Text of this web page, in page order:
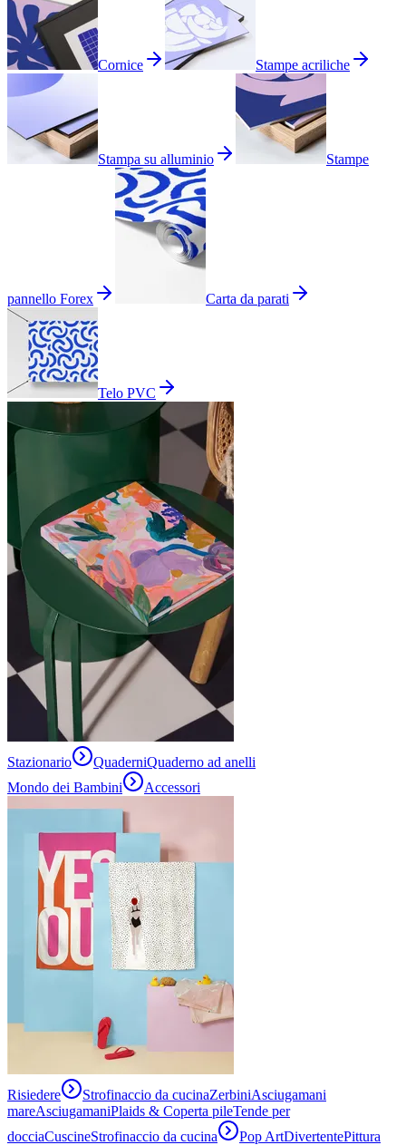
Cornice Stampe acriliche
Stampa su alluminio Stampe
pannello Forex Carta da parati
Telo PVC
Stazionario QuaderniQuaderno ad anelli
Mondo dei Bambini
Accessori
Risiedere Strofinaccio da cucinaZerbiniAsciugamani
mareAsciugamaniPlaids & Coperta pileTende per
docciaCuscineStrofinaccio da cucina Pop ArtDivertentePittura